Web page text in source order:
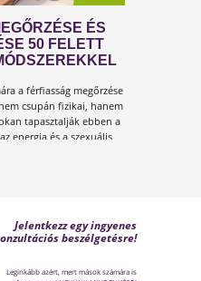
- A
LÁSD MEG